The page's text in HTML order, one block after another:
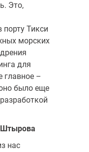
Это,
порту Тикси
морских
для
главное –
было еще
Штырова
нас